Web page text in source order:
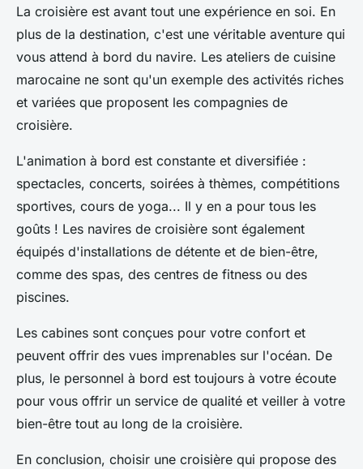
La croisière est avant tout une expérience en soi. En
plus de la destination, c'est une véritable aventure qui
vous attend à bord du navire. Les ateliers de cuisine
marocaine ne sont qu'un exemple des activités riches
et variées que proposent les compagnies de
croisière.
L'animation à bord est constante et diversifiée :
spectacles, concerts, soirées à thèmes, compétitions
sportives, cours de yoga... Il y en a pour tous les
goûts ! Les navires de croisière sont également
équipés d'installations de détente et de bien-être,
comme des spas, des centres de fitness ou des
piscines.
Les cabines sont conçues pour votre confort et
peuvent offrir des vues imprenables sur l'océan. De
plus, le personnel à bord est toujours à votre écoute
pour vous offrir un service de qualité et veiller à votre
bien-être tout au long de la croisière.
En conclusion, choisir une croisière qui propose des